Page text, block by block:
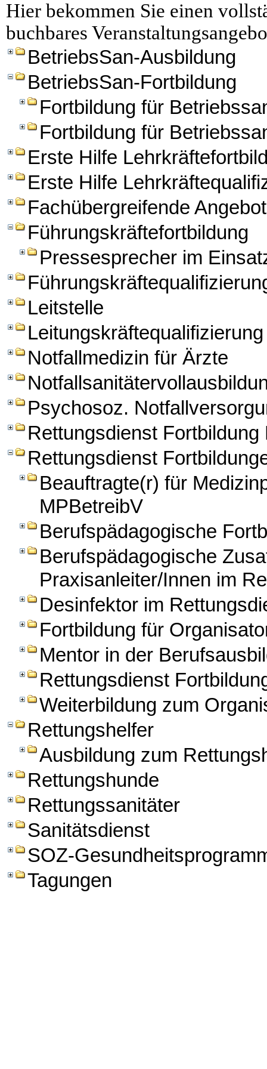
Hier bekommen Sie einen
buchbares
BetriebsSan-Ausbildung
BetriebsSan-Fortbildung
Fortbildung für
Fortbildung für
Erste Hilfe
Erste Hilfe
Fachübergreifende
Führungskräftefortbildung
Pressesprecher im
Leitstelle
Leitungskräftequalifizierung
Notfallmedizin für Ärzte
Psychosoz.
Rettungsdienst Fortbildung
Rettungsdienst
Beauftragte(r) für
MPBetreibV
Berufspädagogische
Berufspädagogische
Praxisanleiter/Innen im
Desinfektor im
Fortbildung für
Mentor in der
Rettungsdienst
Weiterbildung zum
Rettungshelfer
Ausbildung zum
Rettungshunde
Rettungssanitäter
Sanitätsdienst
SOZ-
Tagungen